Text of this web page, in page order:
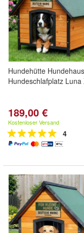
Hundehütte Hundehaus
Hundeschlafplatz Luna
189,00 €
Kostenloser Versand
4